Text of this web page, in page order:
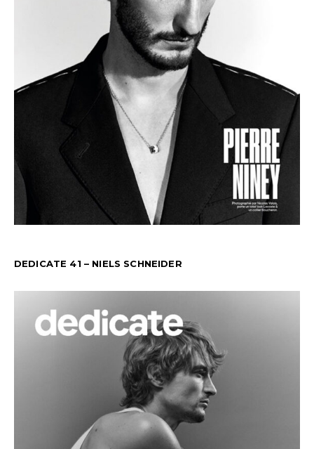
DEDICATE 41 – NIELS SCHNEIDER